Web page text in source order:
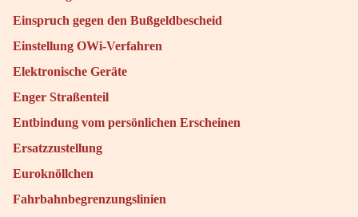
Einspruch gegen den Bußgeldbescheid
Einstellung OWi-Verfahren
Elektronische Geräte
Enger Straßenteil
Entbindung vom persönlichen Erscheinen
Ersatzzustellung
Euroknöllchen
Fahrbahnbegrenzungslinien